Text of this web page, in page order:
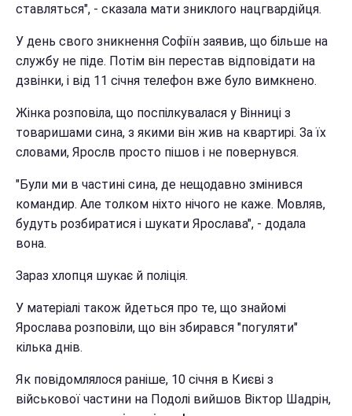
ставляться", - сказала мати зниклого нацгвардійця.
У день свого зникнення Софіїн заявив, що більше на
службу не піде. Потім він перестав відповідати на
дзвінки, і від 11 січня телефон вже було вимкнено.
Жінка розповіла, що поспілкувалася у Вінниці з
товаришами сина, з якими він жив на квартирі. За їх
словами, Ярослв просто пішов і не повернувся.
"Були ми в частині сина, де нещодавно змінився
командир. Але толком ніхто нічого не каже. Мовляв,
будуть розбиратися і шукати Ярослава", - додала
вона.
Зараз хлопця шукає й поліція.
У матеріалі також йдеться про те, що знайомі
Ярослава розповіли, що він збирався "погуляти"
кілька днів.
Як повідомлялося раніше, 10 січня в Києві з
військової частини на Подолі вийшов Віктор Шадрін,